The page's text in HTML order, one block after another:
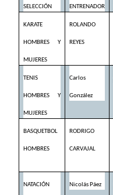
SELECCIÓN ENTRENADOR
KARATE
HOMBRES Y
MUJERES
ROLANDO
REYES
TENIS
HOMBRES Y
MUJERES
Carlos
González
BASQUETBOL
HOMBRES
RODRIGO
CARVAJAL
NATACIÓN Nicolás Páez